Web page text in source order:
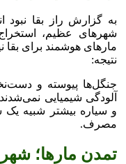
به گزارش راز بقا نبود
شهر‌های عظیم،
مار‌های هوشمند برای بقا
نتیجه:
جنگل‌ها پیوسته و
آلودگی شیمیایی
و سیاره بیشتر شبیه یک
مصرف.
تمدن مارها؛